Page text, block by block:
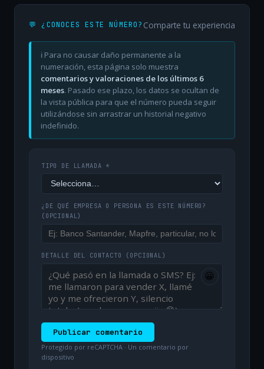
💬 ¿CONOCES ESTE NÚMERO? Comparte tu experiencia
ℹ️ Para no causar daño permanente a la
numeración, esta página solo muestra
comentarios y valoraciones de los últimos 6
meses. Pasado ese plazo, los datos se ocultan de
la vista pública para que el número pueda seguir
utilizándose sin arrastrar un historial negativo
indefinido.
TIPO DE LLAMADA *
¿DE QUÉ EMPRESA O PERSONA ES ESTE NÚMERO?
(OPCIONAL)
DETALLE DEL CONTACTO (OPCIONAL)
😀
Publicar comentario
Protegido por reCAPTCHA · Un comentario por
dispositivo